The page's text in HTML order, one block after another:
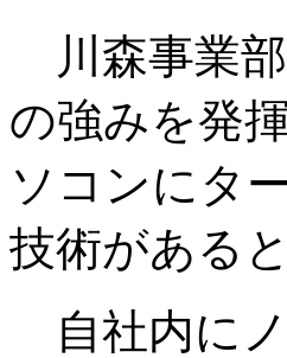
川森事業
の強みを発
ソコンにタ
技術がある
自社内に